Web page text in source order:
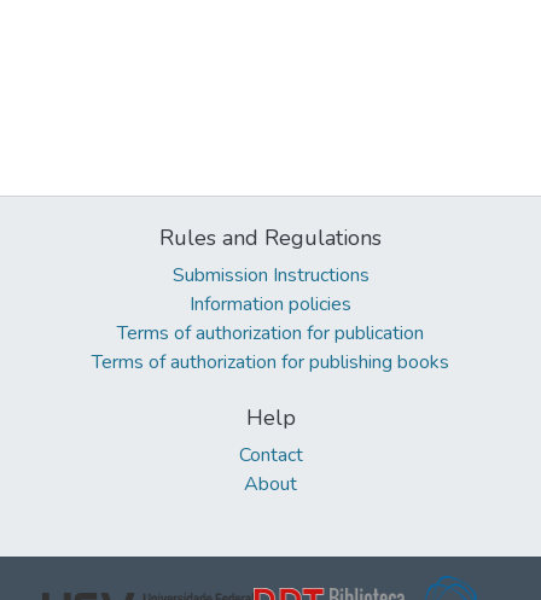
Rules and Regulations
Submission Instructions
Information policies
Terms of authorization for publication
Terms of authorization for publishing books
Help
Contact
About